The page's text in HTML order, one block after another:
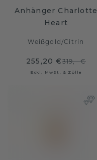
Anhänger Charlotte
Heart
Weißgold/Citrin
255,20 €319,- €
Exkl. MwSt. & Zölle